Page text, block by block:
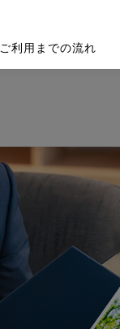
ご利用までの流れ